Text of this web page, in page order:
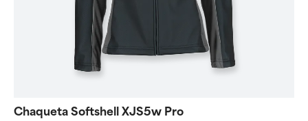
Chaqueta Softshell XJS5w Pro